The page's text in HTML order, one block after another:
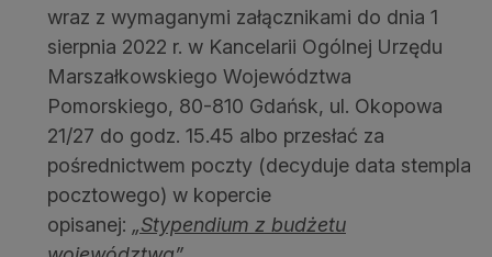
wraz z wymaganymi załącznikami do dnia 1
sierpnia 2022 r. w Kancelarii Ogólnej Urzędu
Marszałkowskiego Województwa
Pomorskiego, 80-810 Gdańsk, ul. Okopowa
21/27 do godz. 15.45 albo przesłać za
pośrednictwem poczty (decyduje data stempla
pocztowego) w kopercie
opisanej: „Stypendium z budżetu